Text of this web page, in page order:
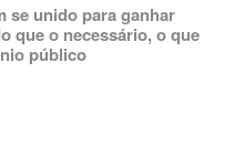
se unido para ganhar
que o necessário, o que
público